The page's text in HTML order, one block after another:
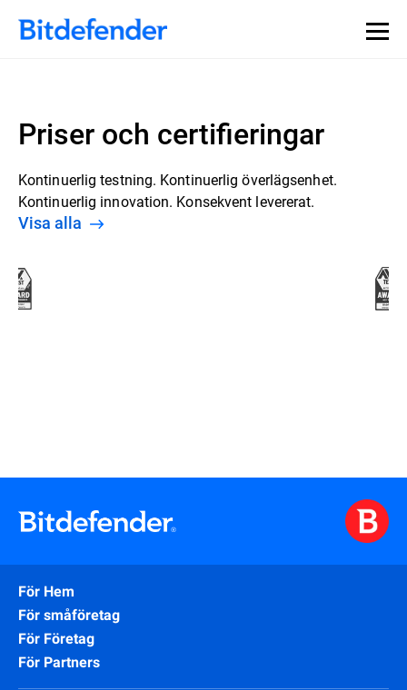
Priser och certifieringar
Kontinuerlig testning. Kontinuerlig överlägsenhet.
Kontinuerlig innovation. Konsekvent levererat.
Visa alla
För Hem
För småföretag
För Företag
För Partners